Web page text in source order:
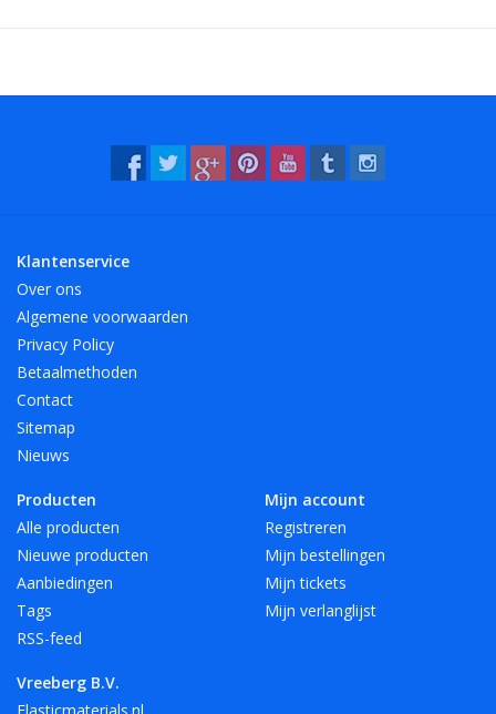
Klantenservice
Over ons
Algemene voorwaarden
Privacy Policy
Betaalmethoden
Contact
Sitemap
Nieuws
Producten
Alle producten
Nieuwe producten
Aanbiedingen
Tags
RSS-feed
Mijn account
Registreren
Mijn bestellingen
Mijn tickets
Mijn verlanglijst
Vreeberg B.V.